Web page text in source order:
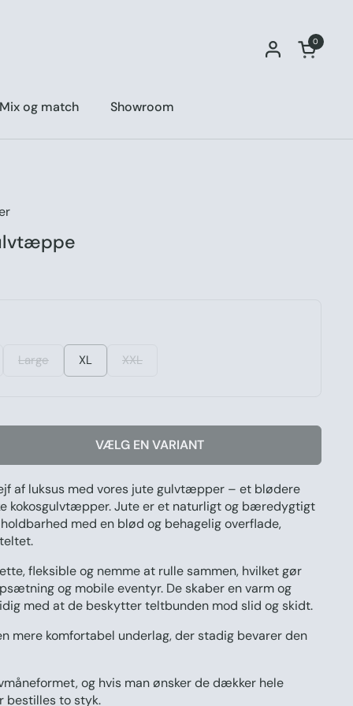
Åben
0
Mix og match Showroom
Large XL XXL
VÆLG EN VARIANT
af luksus med vores jute gulvtæpper – et blødere
kokosgulvtæpper. Jute er et naturligt og bæredygtigt
med en blød og behagelig overflade,
fleksible og nemme at rulle sammen, hvilket gør
og mobile eventyr. De skaber en varm og
med at de beskytter teltbunden mod slid og skidt.
mere komfortabel underlag, der stadig bevarer den
, og hvis man ønsker de dækker hele
bestilles to styk.